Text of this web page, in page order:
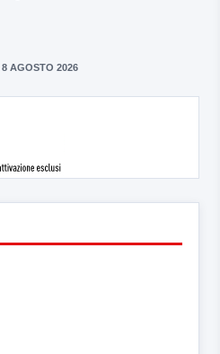
8 AGOSTO 2026